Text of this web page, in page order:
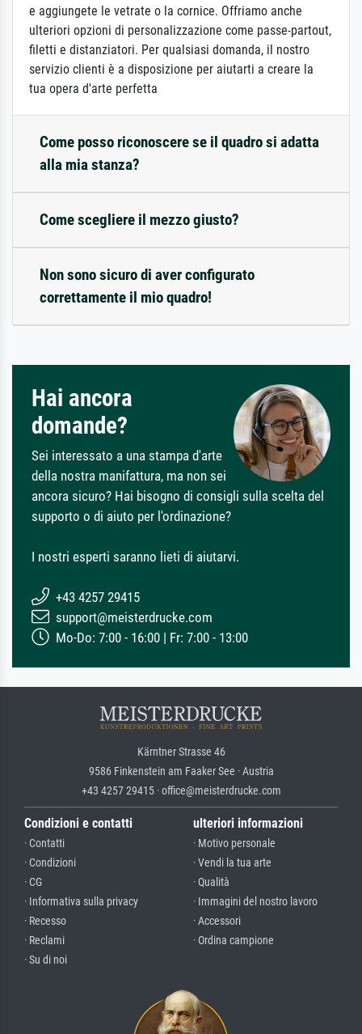
e aggiungete le vetrate o la cornice. Offriamo anche
ulteriori opzioni di personalizzazione come passe-partout,
filetti e distanziatori. Per qualsiasi domanda, il nostro
servizio clienti è a disposizione per aiutarti a creare la
tua opera d'arte perfetta
Come posso riconoscere se il quadro si adatta
alla mia stanza?
Come scegliere il mezzo giusto?
Non sono sicuro di aver configurato
correttamente il mio quadro!
Hai ancora
domande?
Sei interessato a una stampa d'arte
della nostra manifattura, ma non sei
ancora sicuro? Hai bisogno di consigli sulla scelta del
supporto o di aiuto per l'ordinazione?
I nostri esperti saranno lieti di aiutarvi.
+43 4257 29415
support@meisterdrucke.com
Mo-Do: 7:00 - 16:00 | Fr: 7:00 - 13:00
Kärntner Strasse 46
9586 Finkenstein am Faaker See · Austria
+43 4257 29415 · office@meisterdrucke.com
Condizioni e contatti
· Contatti
· Condizioni
· CG
· Informativa sulla privacy
· Recesso
· Reclami
· Su di noi
ulteriori informazioni
· Motivo personale
· Vendi la tua arte
· Qualità
· Immagini del nostro lavoro
· Accessori
· Ordina campione